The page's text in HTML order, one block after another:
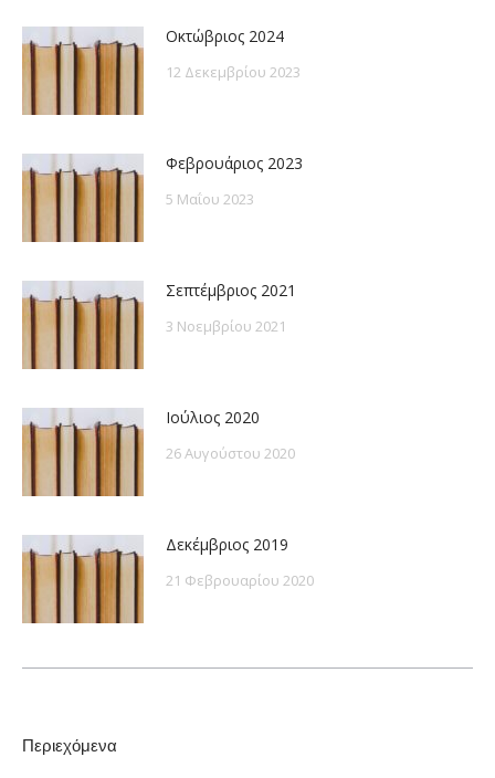
Οκτώβριος 2024
12 Δεκεμβρίου 2023
Φεβρουάριος 2023
5 Μαΐου 2023
Σεπτέμβριος 2021
3 Νοεμβρίου 2021
Ιούλιος 2020
26 Αυγούστου 2020
Δεκέμβριος 2019
21 Φεβρουαρίου 2020
Περιεχόμενα